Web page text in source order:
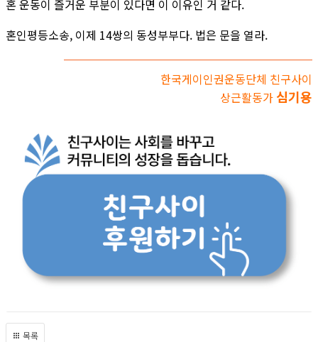
혼 운동이 즐거운 부분이 있다면 이 이유인 거 같다.
혼인평등소송, 이제 14쌍의 동성부부다. 법은 문을 열라.
한국게이인권운동단체 친구사이
상근활동가 심기용
목록